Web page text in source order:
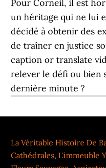
La Véritable Histoire De
Cathédrales, L'immeuble